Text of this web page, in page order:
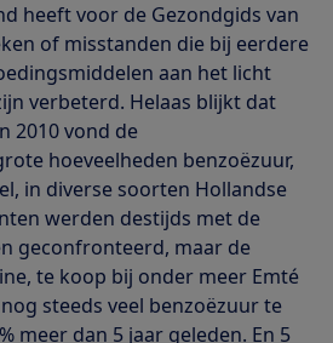
heeft voor de Gezondgids van
of misstanden die bij eerdere
aan het licht
verbeterd. Helaas blijkt dat
2010 vond de
hoeveelheden benzoëzuur,
in diverse soorten Hollandse
werden destijds met de
geconfronteerd, maar de
te koop bij onder meer Emté
steeds veel benzoëzuur te
meer dan 5 jaar geleden. En 5